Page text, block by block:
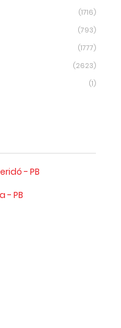
(1716)
(793)
(1777)
(2623)
(1)
- PB
- PB